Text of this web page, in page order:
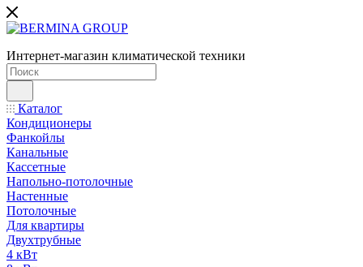
Интернет-магазин климатической техники
Каталог
Кондиционеры
Фанкойлы
Канальные
Кассетные
Напольно-потолочные
Настенные
Потолочные
Для квартиры
Двухтрубные
4 кВт